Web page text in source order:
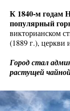
К 1840-м годам
популярный
викторианском
(1889 г.), церкви
Город стал
растущей